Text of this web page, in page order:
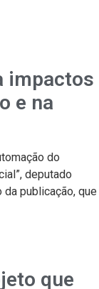
impactos
e na
do
deputado
publicação, que
que